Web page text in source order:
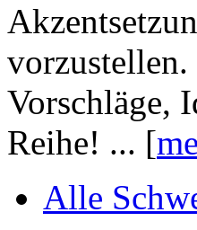
Vorschläge,
Reihe! ... [
Alle